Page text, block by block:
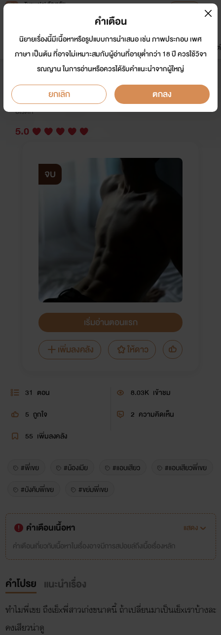
Tunwalai ธัญวลัย
หน้าแรก นิยาย อีบุ๊ก การ์ตูน
มาใหม่
ดรีมแชท ธัญลิสต์
น้องเมียขืนใจพี่เขย
นักเขียน: กระรอกน้อยสีทอง
อีโรติก
5.0
จบ
เริ่มอ่านตอนแรก
เพิ่มลงคลัง
ให้ดาว
31 ตอน 8.03K เข้าชม
5 ถูกใจ 2 ความคิดเห็น
55 เพิ่มลงคลัง
#พี่เขย #น้องเมีย #แอบเสียว
#แอบเสียวพี่เขย
#บังคับพี่เขย
#ขย่มพี่เขย
คำเตือนเนื้อหา
แสดง
คำเตือนเกี่ยวกับเนื้อหาในเรื่องอาจมีการสปอยล์ถึงเนื้อเรื่องหลัก
คำโปรย แนะนำเรื่อง
ทำไมพี่เขย ถึงเย็xพี่สาวเก่งขนาดนี้ ถ้าเปลี่ยนมาเป็นเย็xเราบ้างละ
คงเสียวน่าดู
คำเตือน
นิยายเรื่องนี้มีเนื้อหาหรือรูปแบบการนำเสนอ เช่น ภาพประกอบ เพศ
ภาษา เป็นต้น ที่อาจไม่เหมาะสมกับผู้อ่านที่อายุต่ำกว่า 18 ปี ควรใช้วิจา
รณญาน ในการอ่านหรือควรได้รับคำแนะนำจากผู้ใหญ่
ยกเลิก ตกลง